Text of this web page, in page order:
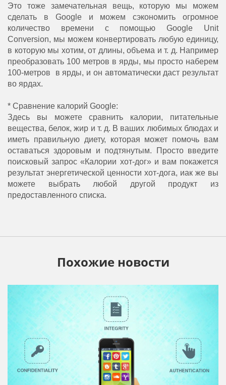
Это тоже замечательная вещь, которую мы можем
сделать в Google и можем сэкономить огромное
количество времени с помощью Google Unit
Conversion, мы можем конвертировать любую единицу,
в которую мы хотим, от длины, объема и т. д. Например
преобразовать 100 метров в ярды, мы просто наберем
100-метров в ярды, и он автоматически даст результат
во ярдах.
* Сравнение калорий Google:
Здесь вы можете сравнить калории, питательные
вещества, белок, жир и т. д. В ваших любимых блюдах и
иметь правильную диету, которая может помочь вам
оставаться здоровым и подтянутым. Просто введите
поисковый запрос «Калории хот-дог» и вам покажется
результат энергетической ценности хот-дога, иак же вы
можете выбрать любой другой продукт из
предоставленного списка.
Похожие новости